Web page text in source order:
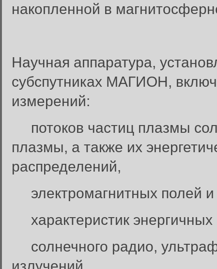
накопленной в
Научная аппаратура,
субспутниках МАГИОН,
измерений:
потоков частиц плазмы
плазмы, а также их
распределений,
электромагнитных полей
характеристик энергичных
солнечного радио,